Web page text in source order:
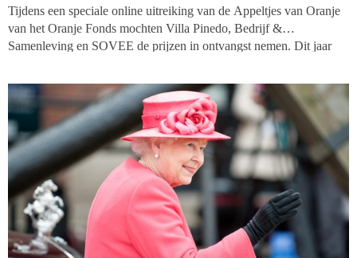
Tijdens een speciale online uitreiking van de Appeltjes van Oranje
van het Oranje Fonds mochten Villa Pinedo, Bedrijf &
Samenleving en SOVEE de prijzen in ontvangst nemen. Dit jaar
geplande uitreiking op Paleis Noordeinde door de coronacrisis niet
door kon gaan.